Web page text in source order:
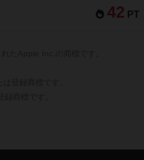
42 PT